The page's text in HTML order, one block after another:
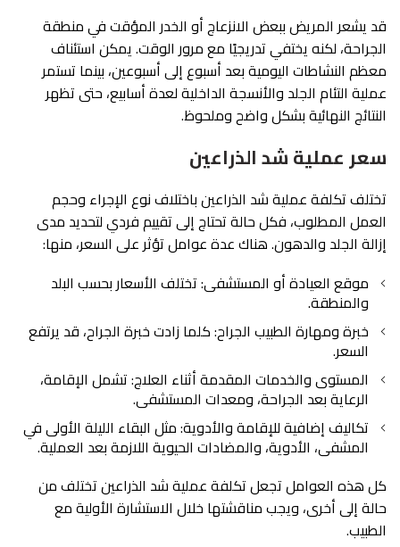
قد يشعر المريض ببعض الانزعاج أو الخدر المؤقت في منطقة
الجراحة، لكنه يختفي تدريجيًا مع مرور الوقت. يمكن استئناف
معظم النشاطات اليومية بعد أسبوع إلى أسبوعين، بينما تستمر
عملية التئام الجلد والأنسجة الداخلية لعدة أسابيع، حتى تظهر
النتائج النهائية بشكل واضح وملحوظ.
سعر عملية شد الذراعين
تختلف تكلفة عملية شد الذراعين باختلاف نوع الإجراء وحجم
العمل المطلوب، فكل حالة تحتاج إلى تقييم فردي لتحديد مدى
إزالة الجلد والدهون. هناك عدة عوامل تؤثر على السعر، منها:
موقع العيادة أو المستشفى: تختلف الأسعار بحسب البلد
والمنطقة.
خبرة ومهارة الطبيب الجراح: كلما زادت خبرة الجراح، قد يرتفع
السعر.
المستوى والخدمات المقدمة أثناء العلاج: تشمل الإقامة،
الرعاية بعد الجراحة، ومعدات المستشفى.
تكاليف إضافية للإقامة والأدوية: مثل البقاء الليلة الأولى في
المشفى، الأدوية، والمضادات الحيوية اللازمة بعد العملية.
كل هذه العوامل تجعل تكلفة عملية شد الذراعين تختلف من
حالة إلى أخرى، ويجب مناقشتها خلال الاستشارة الأولية مع
الطبيب.